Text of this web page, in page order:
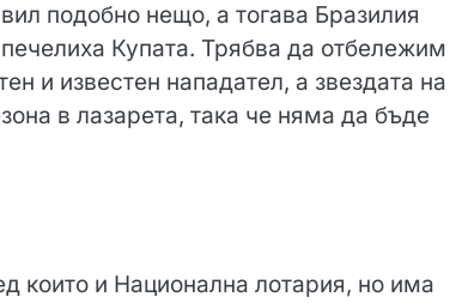
подобно нещо, а тогава Бразилия
Купата. Трябва да отбележим
и известен нападател, а звездата на
в лазарета, така че няма да бъде
които и Национална лотария, но има